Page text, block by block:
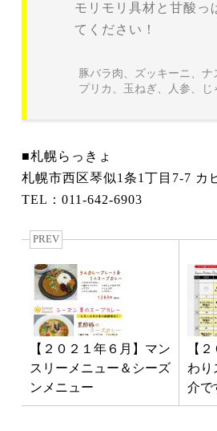
モリモリ具材と甘酸っ
てください！
豚バラ肉、ズッキーニ、
プリカ、玉ねぎ、人参、
■札幌らっきょ
札幌市西区琴似1条1丁目7-7 カ
TEL：011-642-6903
PREV
【２０２１年６月】マン
スリーメニュー＆シーズ
ンメニュー
【
わり
介で